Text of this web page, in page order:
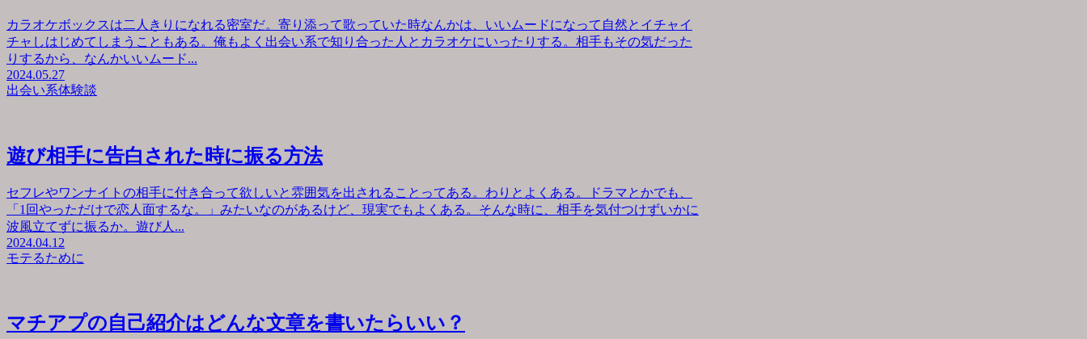
カラオケボックスは二人きりになれる密室だ。寄り添って歌っていた時なんかは、いいムードになって自然とイチャイ
チャしはじめてしまうこともある。俺もよく出会い系で知り合った人とカラオケにいったりする。相手もその気だった
りするから、なんかいいムード...
2024.05.27
出会い系体験談
遊び相手に告白された時に振る方法
セフレやワンナイトの相手に付き合って欲しいと雰囲気を出されることってある。わりとよくある。ドラマとかでも、
「1回やっただけで恋人面するな。」みたいなのがあるけど、現実でもよくある。そんな時に、相手を気付つけずいかに
波風立てずに振るか。遊び人...
2024.04.12
モテるために
マチアプの自己紹介はどんな文章を書いたらいい？